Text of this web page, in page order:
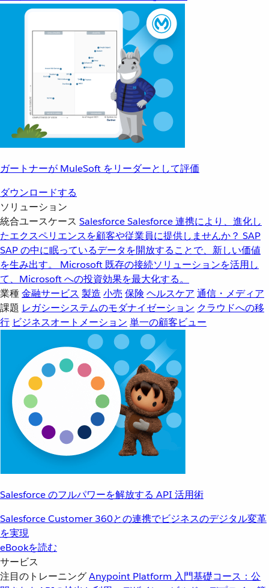
ガートナーが MuleSoft をリーダーとして評価
ダウンロードする
ソリューション
統合ユースケース SalesforceSalesforce 連携により、進化し
たエクスペリエンスを顧客や従業員に提供しませんか？ SAP
SAP の中に眠っているデータを開放することで、新しい価値
を生み出す。
Microsoft 既存の接続ソリューションを活用し
て、Microsoft への投資効果を最大化する。
業種金融サービス 製造 小売 保険 ヘルスケア 通信・メディア
課題 レガシーシステムのモダナイゼーション クラウドへの移
行 ビジネスオートメーション 単一の顧客ビュー
Salesforce のフルパワーを解放する API 活用術
Salesforce Customer 360との連携でビジネスのデジタル変革
を実現
eBookを読む
サービス
注目のトレーニングAnypoint Platform 入門基礎コース：公